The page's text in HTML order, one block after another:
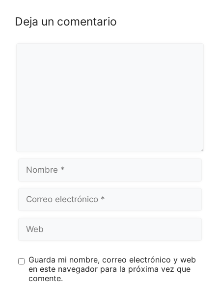
Deja un comentario
Guarda mi nombre, correo electrónico y web
en este navegador para la próxima vez que
comente.